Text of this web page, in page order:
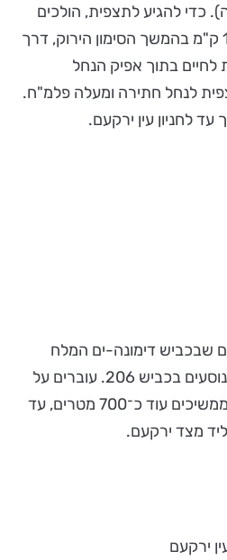
כדי להגיע לתצפית, הולכים
מעין ירקעם מזרחה כ-1.2 ק"מ בהמשך הסימון הירוק, דרך
בתוך אפיק הנחל
לנחל חתירה ומעלה פלמ"ח.
לחניון עין ירקעם.
שבכביש דימונה-ים המלח
(כביש 25) פונים דרומה ונוסעים בכביש 206. עוברים על
פני הפנייה לכביש 225, וממשיכים עוד כ־700 מטרים, עד
מצד ירקעם.
ירקעם